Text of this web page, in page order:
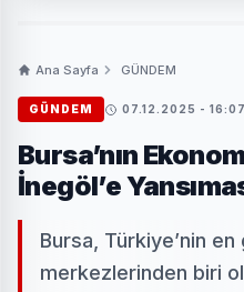
Ana Sayfa GÜNDEM
GÜNDEM 07.12.2025 - 16:07
Bursa’nın
İnegöl’e
Bursa, Türkiye’nin en
merkezlerinden biri